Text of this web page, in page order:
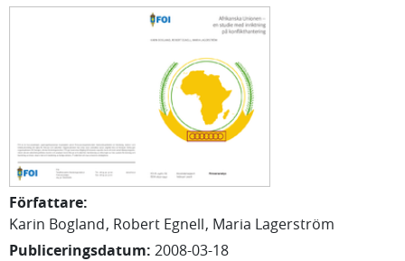
Författare:
Karin Bogland Robert Egnell Maria Lagerström
Publiceringsdatum: 2008-03-18